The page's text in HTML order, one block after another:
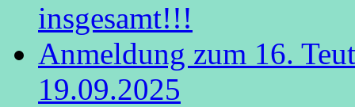
insgesamt!!!
Anmeldung zum 16.
19.09.2025